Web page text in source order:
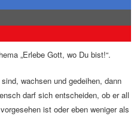
„Erlebe Gott, wo Du bist!“.
wachsen und gedeihen, dann
darf sich entscheiden, ob er all
ist oder eben weniger als